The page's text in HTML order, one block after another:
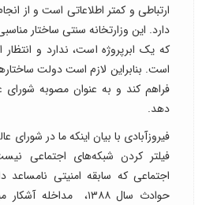
ارتباطی و کمتر اطلاعاتی است و از
دارد. این وزارتخانه سنتی ساختار
که یک ابرپروژه است، ندارد و
است. بنابراین لازم است دولت
فراهم کند و به عنوان مصوبه شورای
دهد.
فیروزآبادی با بیان اینکه ما در
فیلتر کردن شبکه‌های اجتماعی
اجتماعی که سابقه امنیتی نامساعد
حوادث سال ۱۳۸۸،